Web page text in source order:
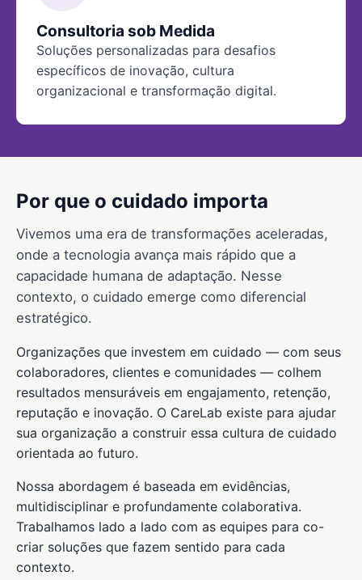
Consultoria sob Medida
Soluções personalizadas para desafios
específicos de inovação, cultura
organizacional e transformação digital.
Por que o cuidado importa
Vivemos uma era de transformações aceleradas,
onde a tecnologia avança mais rápido que a
capacidade humana de adaptação. Nesse
contexto, o cuidado emerge como diferencial
estratégico.
Organizações que investem em cuidado — com seus
colaboradores, clientes e comunidades — colhem
resultados mensuráveis em engajamento, retenção,
reputação e inovação. O CareLab existe para ajudar
sua organização a construir essa cultura de cuidado
orientada ao futuro.
Nossa abordagem é baseada em evidências,
multidisciplinar e profundamente colaborativa.
Trabalhamos lado a lado com as equipes para co-
criar soluções que fazem sentido para cada
contexto.